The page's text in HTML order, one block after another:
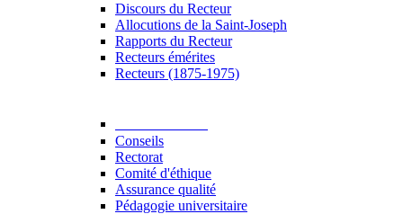
Discours du Recteur
Allocutions de la Saint-Joseph
Rapports du Recteur
Recteurs émérites
Recteurs (1875-1975)
Conseils
Rectorat
Comité d'éthique
Assurance qualité
Pédagogie universitaire